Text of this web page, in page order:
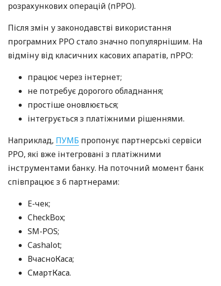
розрахункових операцій (пРРО).
Після змін у законодавстві використання
програмних РРО стало значно популярнішим. На
відміну від класичних касових апаратів, пРРО:
працює через інтернет;
не потребує дорогого обладнання;
простіше оновлюється;
інтегрується з платіжними рішеннями.
Наприклад, ПУМБ пропонує партнерські сервіси
РРО, які вже інтегровані з платіжними
інструментами банку. На поточний момент банк
співпрацює з 6 партнерами:
E-чек;
CheckBox;
SM-POS;
Cashalot;
ВчасноКаса;
СмартКаса.